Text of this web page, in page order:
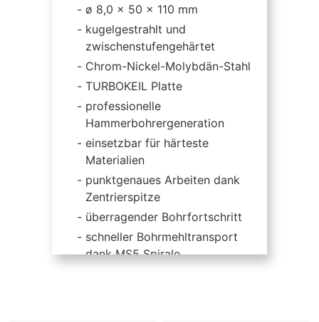
ø 8,0 x 50 x 110 mm
kugelgestrahlt und
zwischenstufengehärtet
Chrom-Nickel-Molybdän-Stahl
TURBOKEIL Platte
professionelle
Hammerbohrergeneration
einsetzbar für härteste
Materialien
punktgenaues Arbeiten dank
Zentrierspitze
überragender Bohrfortschritt
schneller Bohrmehltransport
dank MS5 Spirale